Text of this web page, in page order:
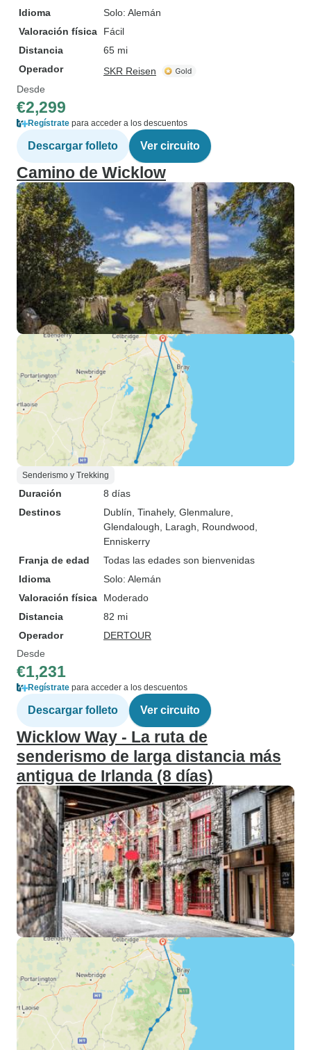
Idioma
Solo: Alemán
Valoración física
Fácil
Distancia
65 mi
Operador
SKR Reisen
Desde
€2,299
Regístrate para acceder a los descuentos
Descargar folleto Ver circuito
Camino de Wicklow
Senderismo y Trekking
Duración
8 días
Destinos
Dublín , Tinahely, Glenmalure
Glendalough , Laragh , Roundwood
Enniskerry
Franja de edad
Todas las edades son bienvenidas
Idioma
Solo: Alemán
Valoración física
Moderado
Distancia
82 mi
Operador
DERTOUR
Desde
€1,231
Regístrate para acceder a los descuentos
Descargar folleto Ver circuito
Wicklow Way - La ruta de
senderismo de larga distancia más
antigua de Irlanda (8 días)